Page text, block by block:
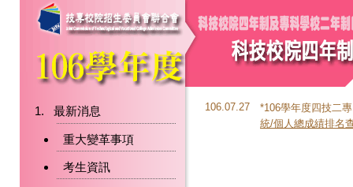
最新消息
重大變革事項
考生資訊
106.07.27
*106學年度四技二
統/個人總成績排名